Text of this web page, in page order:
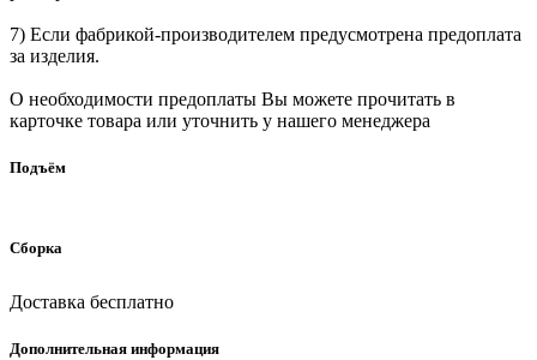
7) Если фабрикой-производителем предусмотрена предоплата
за изделия.
О необходимости предоплаты Вы можете прочитать в
карточке товара или уточнить у нашего менеджера
Подъём
Сборка
Доставка бесплатно
Дополнительная информация